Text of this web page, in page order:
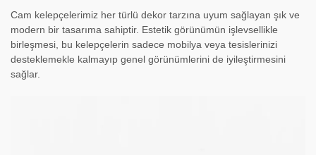
Cam kelepçelerimiz her türlü dekor tarzına uyum sağlayan şık ve
modern bir tasarıma sahiptir. Estetik görünümün işlevsellikle
birleşmesi, bu kelepçelerin sadece mobilya veya tesislerinizi
desteklemekle kalmayıp genel görünümlerini de iyileştirmesini
sağlar.